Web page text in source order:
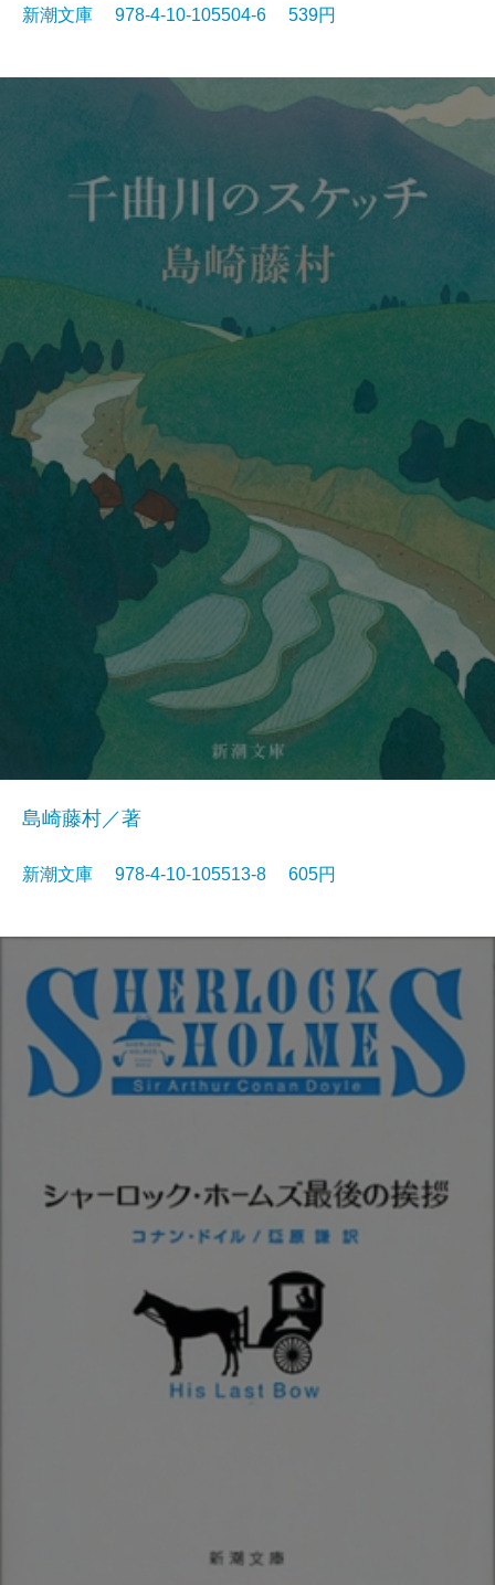
新潮文庫 978-4-10-105504-6 539円
島崎藤村／著
新潮文庫 978-4-10-105513-8 605円